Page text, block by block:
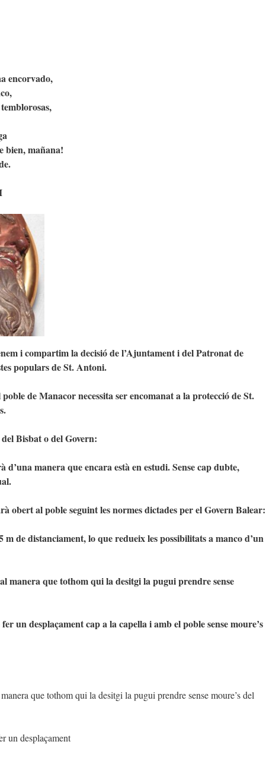
encorvado,
bien, mañana!
i compartim la decisió de l’Ajuntament i del Patronat de
populars de St. Antoni.
de Manacor necessita ser encomanat a la protecció de St.
Bisbat o del Govern:
d’una manera que encara està en estudi. Sense cap dubte,
obert al poble seguint les normes dictades per el Govern Balear:
m de distanciament, lo que redueix les possibilitats a manco d’un
manera que tothom qui la desitgi la pugui prendre sense
un desplaçament cap a la capella i amb el poble sense moure’s
que tothom qui la desitgi la pugui prendre sense moure’s del
un desplaçament